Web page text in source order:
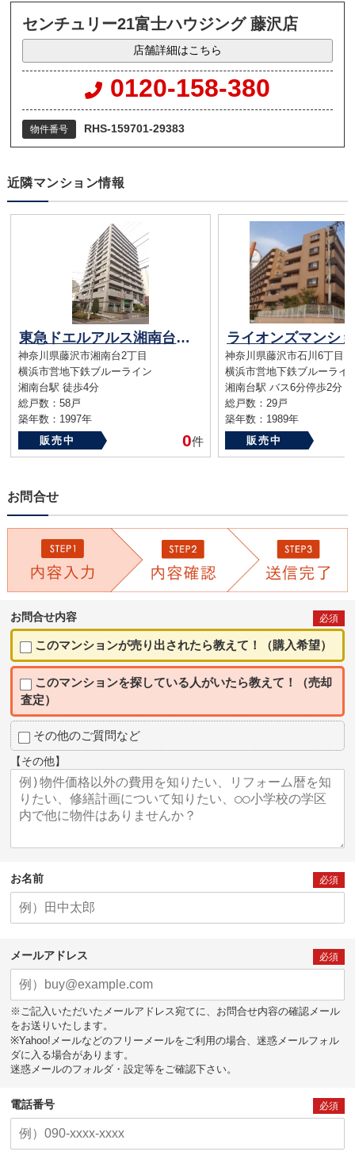
センチュリー21富士ハウジング 藤沢店
店舗詳細はこちら
0120-158-380
物件番号 RHS-159701-29383
近隣マンション情報
東急ドエルアルス湘南台アネックス
神奈川県藤沢市湘南台2丁目
横浜市営地下鉄ブルーライン
湘南台駅 徒歩4分
総戸数：58戸
築年数：1997年
販売中
0件
神奈川県藤沢市石川6丁目
横浜市営地下鉄ブルーライ
湘南台駅 バス6分停歩2分
総戸数：29戸
築年数：1989年
販売中
お問合せ
お問合せ内容 必須
このマンションが売り出されたら教えて！（購入希望）
このマンションを探している人がいたら教えて！（売却
査定）
その他のご質問など
【その他】
お名前 必須
メールアドレス 必須
※ご記入いただいたメールアドレス宛てに、お問合せ内容の確認メール
をお送りいたします。
※Yahoo!メールなどのフリーメールをご利用の場合、迷惑メールフォル
ダに入る場合があります。
迷惑メールのフォルダ・設定等をご確認下さい。
電話番号 必須